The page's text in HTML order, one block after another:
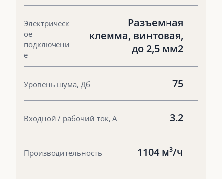
Электрическ
ое
подключени
е
Разъемная
клемма, винтовая,
до 2,5 мм2
Уровень шума, Дб 75
Входной / рабочий ток, А 3.2
Производительность 1104 м³/ч